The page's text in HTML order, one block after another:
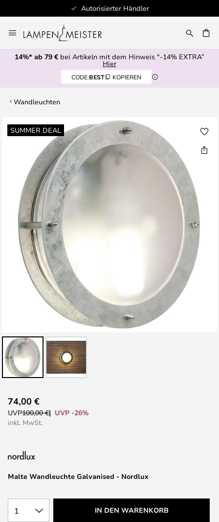
Autorisierter Händler
Inhalt
springen
14%* ab 79 € bei Artikeln mit dem Hinweis "-14% EXTRA”
Hier
CODE:BEST KOPIEREN
Wandleuchten
SUMMER DEAL
Zum
Ende
Bildgalerie
springen
Anfang
der
Malte Wandleuchte Galvanised - Nordlux
74,00 €
UVP100,00 €
UVP -26%
inkl. MwSt.
1 IN DEN WARENKORB